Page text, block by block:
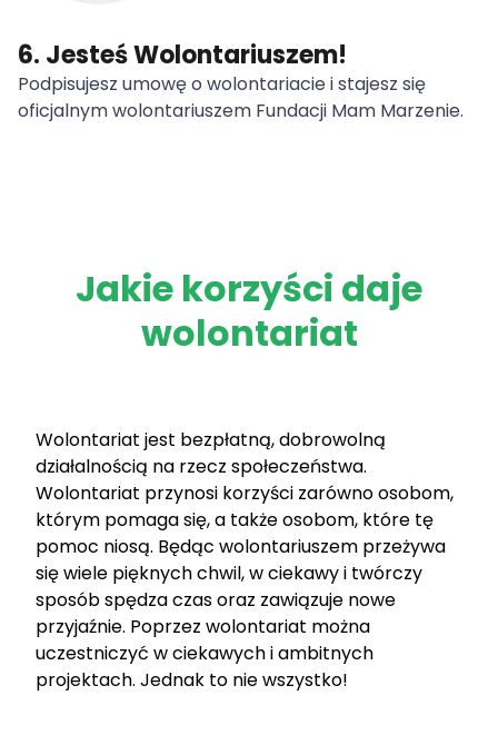
6. Jesteś Wolontariuszem!
Podpisujesz umowę o wolontariacie i stajesz się
oficjalnym wolontariuszem Fundacji Mam Marzenie.
Jakie korzyści daje
wolontariat
Wolontariat jest bezpłatną, dobrowolną
działalnością na rzecz społeczeństwa.
Wolontariat przynosi korzyści zarówno osobom,
którym pomaga się, a także osobom, które tę
pomoc niosą. Będąc wolontariuszem przeżywa
się wiele pięknych chwil, w ciekawy i twórczy
sposób spędza czas oraz zawiązuje nowe
przyjaźnie. Poprzez wolontariat można
uczestniczyć w ciekawych i ambitnych
projektach. Jednak to nie wszystko!